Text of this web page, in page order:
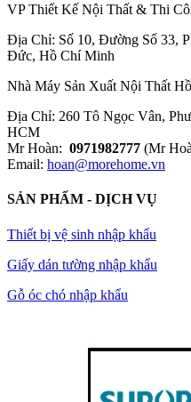
VP Thiết Kế Nội Thất & Thi
Địa Chỉ: Số 10, Đường Số 33,
Đức, Hồ Chí Minh
Nhà Máy Sản Xuất Nội Thất
Địa Chỉ: 260 Tô Ngọc Vân,
HCM
Mr Hoàn: 0971982777 (Mr
Email: hoan@morehome.vn
SẢN PHẨM - DỊCH VỤ
Thiết bị vệ sinh nhập khẩu
Giấy dán tường nhập khẩu
Gỗ óc chó nhập khẩu